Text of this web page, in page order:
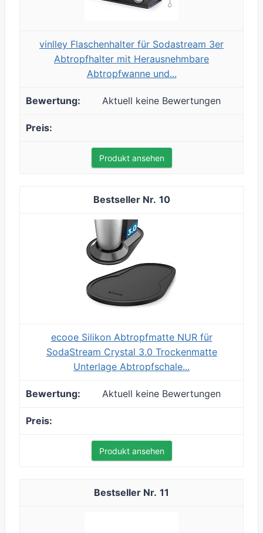
vinlley Flaschenhalter für Sodastream 3er
Abtropfhalter mit Herausnehmbare
Abtropfwanne und...
Aktuell keine Bewertungen
Produkt ansehen
10
ecooe Silikon Abtropfmatte NUR für
SodaStream Crystal 3.0 Trockenmatte
Unterlage ​Abtropfschale...
Aktuell keine Bewertungen
Produkt ansehen
11